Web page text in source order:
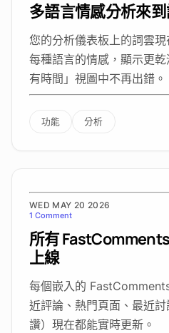
多語言情感分析來
您的分析儀表板上的詞雲
每種語言的情感，顯示更
有時間」視圖中不再出錯。
功能 分析
WED MAY 20 2026
1 Comment
所有
上線
每個嵌入的
近評論、熱門頁面、最近
讚）現在都能實時更新。